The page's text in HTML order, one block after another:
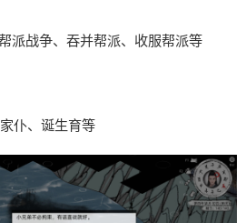
派战争、吞并帮派、收服帮派等
仆、诞生育等